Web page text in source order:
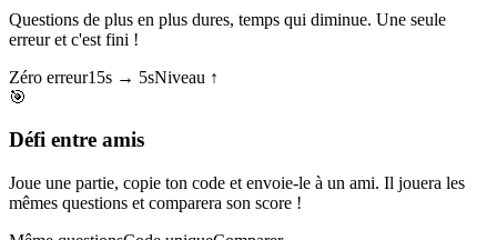
Questions de plus en plus dures, temps qui diminue. Une seule
erreur et c'est fini !
Zéro erreur15s → 5sNiveau ↑
🎯
Défi entre amis
Joue une partie, copie ton code et envoie-le à un ami. Il jouera les
mêmes questions et comparera son score !